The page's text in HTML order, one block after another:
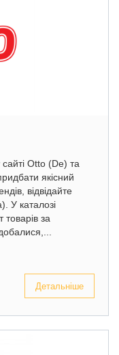
Otto (De) та
якісний
відвідайте
У каталозі
за
Детальніше